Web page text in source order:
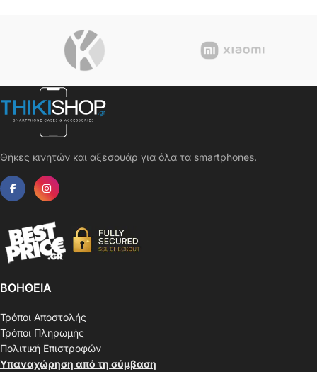
Θήκες κινητών και αξεσουάρ για όλα τα smartphones.
ΒΟΗΘΕΙΑ
Τρόποι Αποστολής
Τρόποι Πληρωμής
Πολιτική Επιστροφών
Υπαναχώρηση από τη σύμβαση